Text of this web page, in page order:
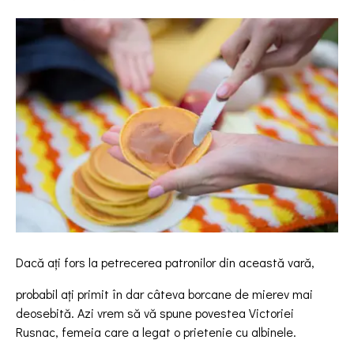
Dacă ați fors la petrecerea patronilor din această vară,
probabil ați primit în dar câteva borcane de mierev mai
deosebită. Azi vrem să vă spune povestea Victoriei
Rusnac, femeia care a legat o prietenie cu albinele.